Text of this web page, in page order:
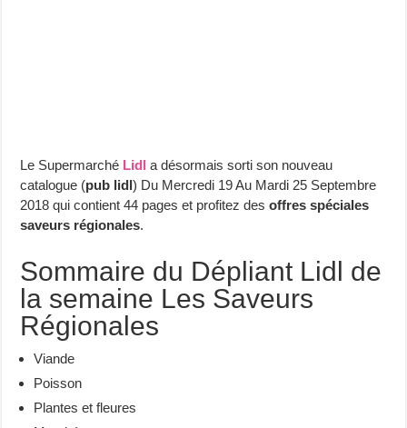
Le Supermarché Lidl a désormais sorti son nouveau
catalogue (pub lidl) Du Mercredi 19 Au Mardi 25 Septembre
2018 qui contient 44 pages et profitez desoffres spéciales
saveurs régionales.
Sommaire du Dépliant Lidl de
la semaine Les Saveurs
Régionales
Viande
Poisson
Plantes et fleures